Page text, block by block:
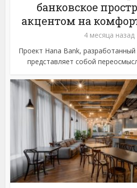
банковское
акцентом на
4 месяца назад
Проект Hana Bank,
представляет собой